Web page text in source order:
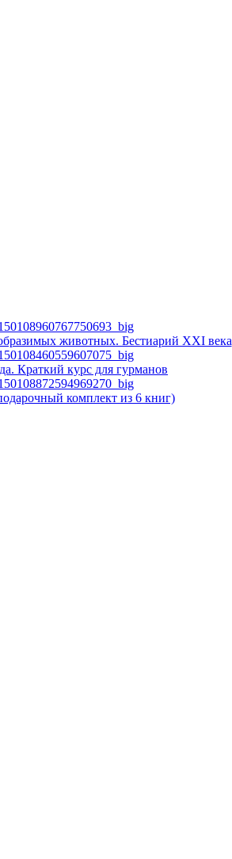
животных. Бестиарий XXI века
Краткий курс для гурманов
комплект из 6 книг)